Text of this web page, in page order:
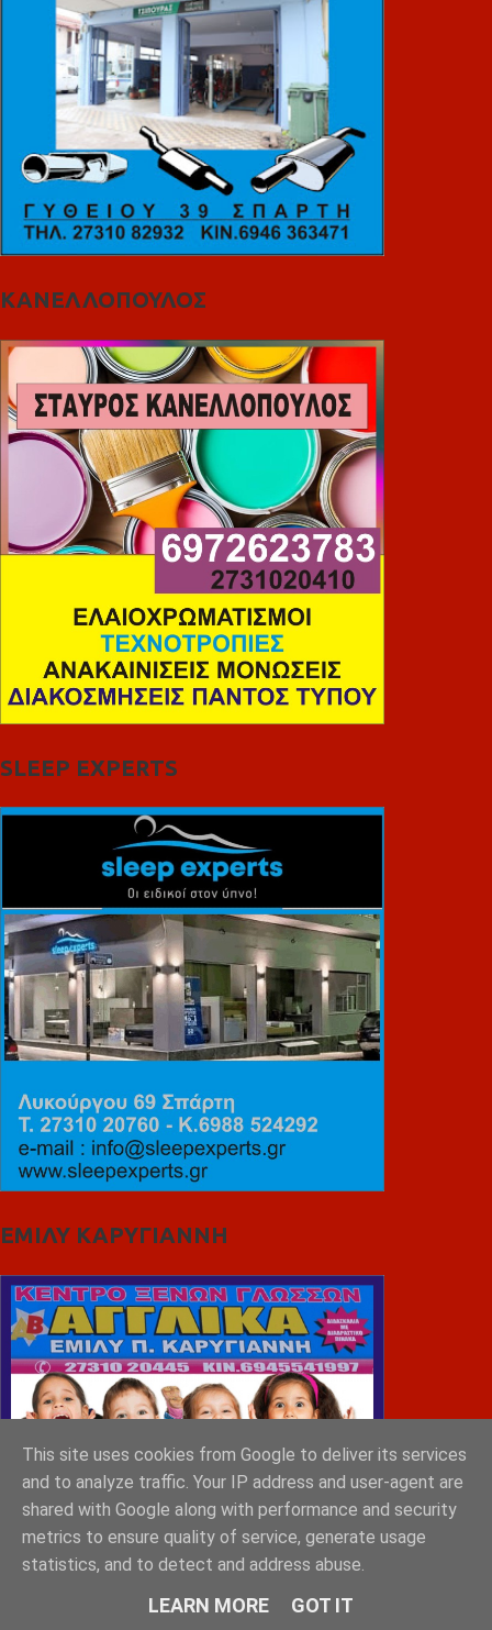
ΚΑΝΕΛΛΟΠΟΥΛΟΣ
SLEEP EXPERTS
ΕΜΙΛΥ ΚΑΡΥΓΙΑΝΝΗ
This site uses cookies from Google to deliver its services
and to analyze traffic. Your IP address and user-agent are
shared with Google along with performance and security
metrics to ensure quality of service, generate usage
statistics, and to detect and address abuse.
LEARN MORE GOT IT